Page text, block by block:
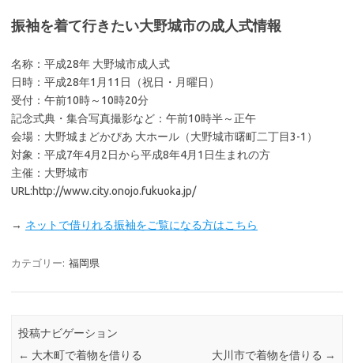
振袖を着て行きたい大野城市の成人式情報
名称：平成28年 大野城市成人式
日時：平成28年1月11日（祝日・月曜日）
受付：午前10時～10時20分
記念式典・集合写真撮影など：午前10時半～正午
会場：大野城まどかぴあ 大ホール（大野城市曙町二丁目3-1）
対象：平成7年4月2日から平成8年4月1日生まれの方
主催：大野城市
URL:http://www.city.onojo.fukuoka.jp/
→ ネットで借りれる振袖をご覧になる方はこちら
カテゴリー: 福岡県
投稿ナビゲーション
← 大木町で着物を借りる 大川市で着物を借りる →